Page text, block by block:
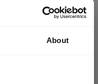
About
finden.
die
im